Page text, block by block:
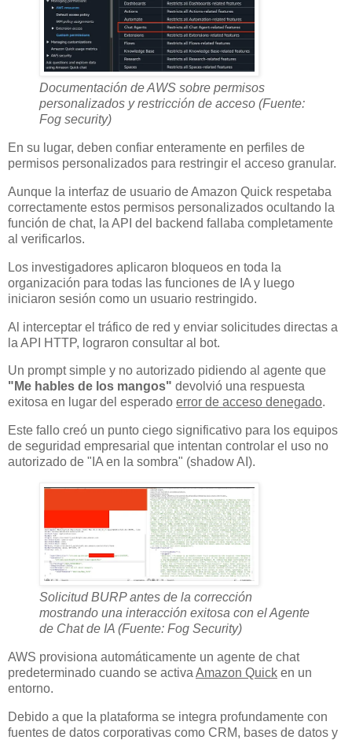
Documentación de AWS sobre permisos
personalizados y restricción de acceso (Fuente:
Fog security)
En su lugar, deben confiar enteramente en perfiles de
permisos personalizados para restringir el acceso granular.
Aunque la interfaz de usuario de Amazon Quick respetaba
correctamente estos permisos personalizados ocultando la
función de chat, la API del backend fallaba completamente
al verificarlos.
Los investigadores aplicaron bloqueos en toda la
organización para todas las funciones de IA y luego
iniciaron sesión como un usuario restringido.
Al interceptar el tráfico de red y enviar solicitudes directas a
la API HTTP, lograron consultar al bot.
Un prompt simple y no autorizado pidiendo al agente que
"Me hables de los mangos" devolvió una respuesta
exitosa en lugar del esperado error de acceso denegado.
Este fallo creó un punto ciego significativo para los equipos
de seguridad empresarial que intentan controlar el uso no
autorizado de "IA en la sombra" (shadow AI).
Solicitud BURP antes de la corrección
mostrando una interacción exitosa con el Agente
de Chat de IA (Fuente: Fog Security)
AWS provisiona automáticamente un agente de chat
predeterminado cuando se activa Amazon Quick en un
entorno.
Debido a que la plataforma se integra profundamente con
fuentes de datos corporativas como CRM, bases de datos y